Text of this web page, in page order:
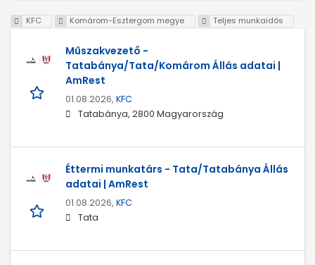
KFC Komárom-Esztergom megye Teljes munkaidős
Műszakvezető -
Tatabánya/Tata/Komárom Állás adatai |
AmRest
01.08.2026, KFC
Tatabánya, 2800 Magyarország
Éttermi munkatárs - Tata/Tatabánya Állás
adatai | AmRest
01.08.2026, KFC
Tata